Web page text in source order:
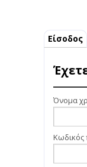
Είσοδος
Όνομα
Κωδικός